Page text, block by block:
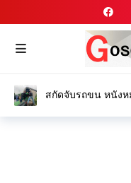
สกัดจับรถขน หนังห